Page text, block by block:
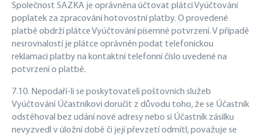
Společnost SAZKA je oprávněna účtovat plátci Vyúčtování
poplatek za zpracování hotovostní platby. O provedené
platbě obdrží plátce Vyúčtování písemné potvrzení. V případě
nesrovnalostí je plátce oprávněn podat telefonickou
reklamaci platby na kontaktní telefonní číslo uvedené na
potvrzení o platbě.
7.10. Nepodaří-li se poskytovateli poštovních služeb
Vyúčtování Účastníkovi doručit z důvodu toho, že se Účastník
odstěhoval bez udání nové adresy nebo si Účastník zásilku
nevyzvedl v úložní době či její převzetí odmítl, považuje se